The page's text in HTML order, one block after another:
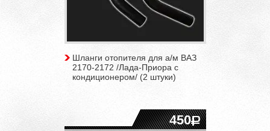
Шланги отопителя для а/м ВАЗ
2170-2172 /Лада-Приора с
кондиционером/ (2 штуки)
450